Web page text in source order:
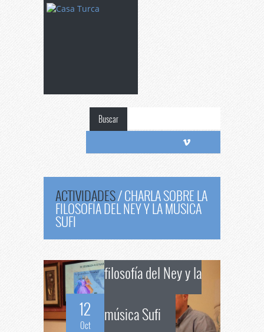
Buscar
ACTIVIDADES/CHARLA SOBRE LA
FILOSOFÍA DEL NEY Y LA MÚSICA
SUFI
12
Oct
filosofía del Ney y la
música Sufi